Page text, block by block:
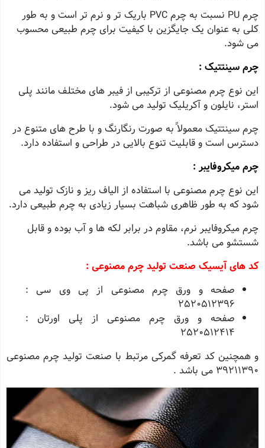
چرم PU نسبت به چرم PVC باریک‌ تر و نرم‌ تر است و به طور
کلی به عنوان یک جایگزین با کیفیت برای چرم طبیعی محسوب
می‌ شود.
چرم سینتتیک :
این نوع چرم مصنوعی از ترکیبی از فیبر های مختلف مانند پلی
استر، نایلون و آکریلیک تولید می‌ شود.
چرم سینتتیک معمولاً به صورت رنگارنگ و با طرح‌ های متنوع در
دسترس است و قابلیت تنوع بالایی در طراحی و استفاده دارد.
چرم میکروفایبر :
این نوع چرم مصنوعی با استفاده از الیاف ریز و نازک تولید می‌
شود که به طور ظاهری شباهت بسیار زیادی به چرم طبیعی دارد.
چرم میکروفایبر نرم، مقاوم در برابر لکه‌ ها و آب بوده و قابل
شستشو می باشد.
کد های آیسیک صنعت تولید چرم مصنوعی :
صفحه و ورق چرم مصنوعی از پی وی سی :
2520512396
صفحه و ورق چرم مصنوعی از پلی اورتان :
2520512414
و همچنین کد تعرفه گمرکی مرتبط با صنعت تولید چرم مصنوعی
39211390 می باشد .